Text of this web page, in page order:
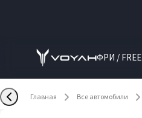
ФРИ / FREE
Главная Все автомобили